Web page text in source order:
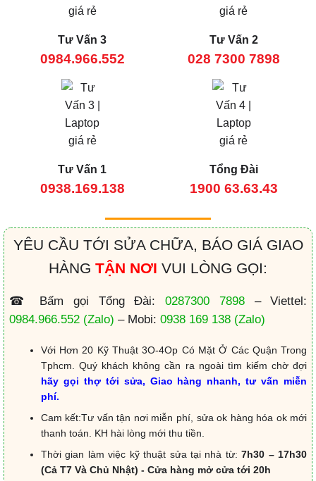
Tư Vấn 3
0984.966.552
Tư Vấn 2
028 7300 7898
Tư Vấn 1
0938.169.138
Tổng Đài
1900 63.63.43
YÊU CẦU TỚI SỬA CHỮA, BÁO GIÁ GIAO
HÀNG TẬN NƠI VUI LÒNG GỌI:
☎ Bấm gọi Tổng Đài:0287300 7898– Viettel:
0984.966.552 (Zalo) – Mobi: 0938 169 138 (Zalo)
Với Hơn 20 Kỹ Thuật 3O-4Op Có Mặt Ở Các Quận Trong
Tphcm. Quý khách không cần ra ngoài tìm kiếm chờ đợi
hãy gọi thợ tới sửa, Giao hàng nhanh, tư vấn miễn
phí.
Cam kết:Tư vấn tận nơi miễn phí, sửa ok hàng hóa ok mới
thanh toán. KH hài lòng mới thu tiền.
Thời gian làm việc kỹ thuật sửa tại nhà từ: 7h30 – 17h30
(Cả T7 Và Chủ Nhật) - Cửa hàng mở cửa tới 20h